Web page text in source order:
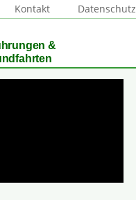
Kontakt Datenschutz
&